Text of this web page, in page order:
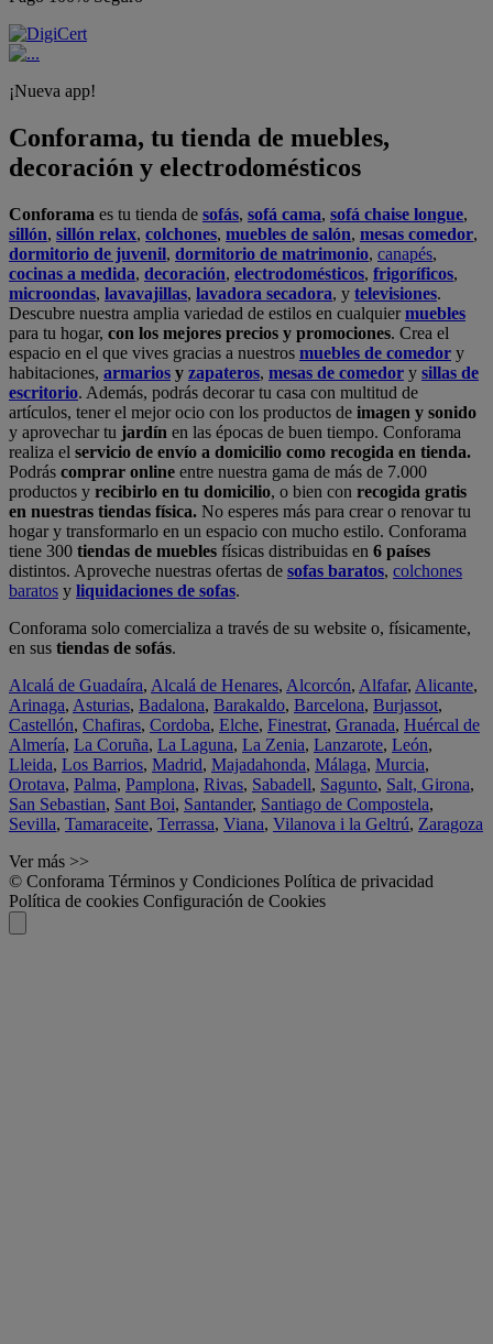
¡Nueva app!
Conforama, tu tienda de muebles,
decoración y electrodomésticos
Conforama es tu tienda de sofás, sofá cama, sofá chaise longue,
sillón, sillón relax, colchones, muebles de salón, mesas comedor,
dormitorio de juvenil, dormitorio de matrimonio, canapés,
cocinas a medida, decoración, electrodomésticos, frigoríficos,
microondas, lavavajillas, lavadora secadora, y televisiones.
Descubre nuestra amplia variedad de estilos en cualquiermuebles
para tu hogar, con los mejores precios y promociones. Crea el
espacio en el que vives gracias a nuestros muebles de comedor y
habitaciones, armarios y zapateros, mesas de comedor y sillas de
escritorio. Además, podrás decorar tu casa con multitud de
artículos, tener el mejor ocio con los productos de imagen y sonido
y aprovechar tu jardín en las épocas de buen tiempo. Conforama
realiza el servicio de envío a domicilio como recogida en tienda.
Podrás comprar online entre nuestra gama de más de 7.000
productos y recibirlo en tu domicilio, o bien con recogida gratis
en nuestras tiendas física. No esperes más para crear o renovar tu
hogar y transformarlo en un espacio con mucho estilo. Conforama
tiene 300 tiendas de muebles físicas distribuidas en 6 países
distintos. Aproveche nuestras ofertas de sofas baratos, colchones
baratos y liquidaciones de sofas.
Conforama solo comercializa a través de su website o, físicamente,
en sus tiendas de sofás.
Alcalá de Guadaíra, Alcalá de Henares, Alcorcón, Alfafar, Alicante,
Arinaga, Asturias, Badalona, Barakaldo, Barcelona, Burjassot,
Castellón, Chafiras, Cordoba, Elche, Finestrat, Granada, Huércal de
Almería, La Coruña, La Laguna, La Zenia, Lanzarote, León,
Lleida, Los Barrios, Madrid, Majadahonda, Málaga, Murcia,
Orotava, Palma, Pamplona, Rivas, Sabadell, Sagunto, Salt, Girona,
San Sebastian, Sant Boi, Santander, Santiago de Compostela,
Sevilla, Tamaraceite, Terrassa, Viana, Vilanova i la Geltrú, Zaragoza
Ver más >>
© Conforama Términos y Condiciones Política de privacidad
Política de cookies Configuración de Cookies